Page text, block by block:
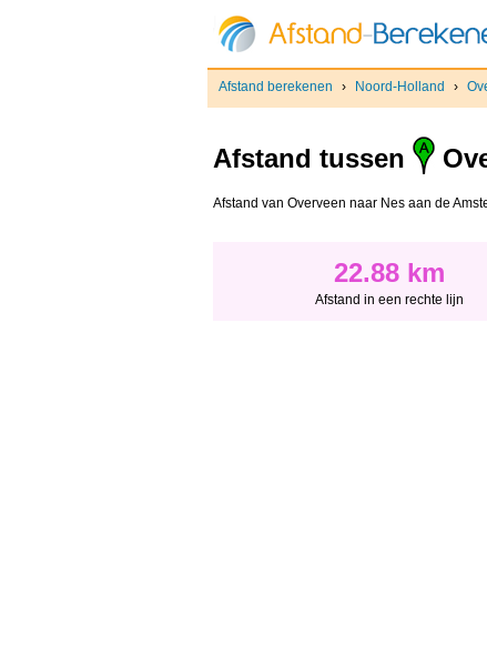
Afstand berekenen › Noord-Holland ›
Afstand tussen
Afstand van Overveen naar Nes aan de
22.88 km
Afstand in een rechte lijn